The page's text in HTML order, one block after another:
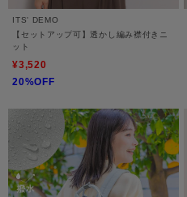
ITS' DEMO
【セットアップ可】透かし編み襟付きニ
ット
¥3,520
20%OFF